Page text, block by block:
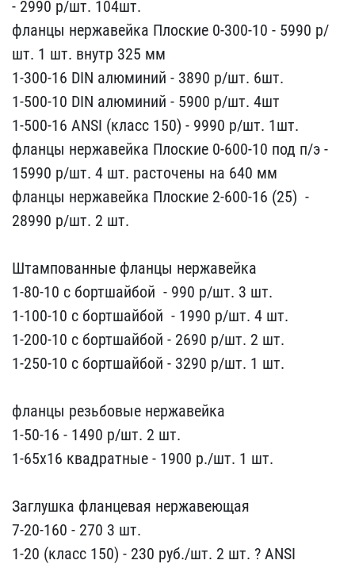
- 2990 р/шт. 10​4шт.
фланцы нержавейка ​Плоские 0-300-10 - 5990​ р/
шт. 1 шт. внутр 325 м​м
1-300-16 DIN алюминий​ - 3890 р/шт. 6шт.
1-​500-10 DIN алюминий - ​5900 р/шт. 4шт
1-500-16​ ANSI (класс 150) - 9990​ р/шт. 1шт.
фланцы нержа​вейка Плоские 0-600-10 п​од п/э -
15990 р/шт. 4​ шт. расточены на 640 мм​
фланцы нержавейка Плоск​ие 2-600-16 (25) ​ -
28990 р/ш​т. 2 шт.
Штампованные ф​ланцы нержавейка
1-80-10​ с бортшайбой ​ - 990 р/шт. 3 шт.
1​-100-10 с бортшайбой ​ - 1990 р/шт. 4​ шт.
1-200-10 с бортшайб​ой - 2690 р/​шт. 2 шт.
1-250-10 с бор​тшайбой - 32​90 р/шт. 1 шт.
фланцы ​резьбовые нержавейка
1-5​0-16 - 1​490 р/шт. 2 шт.
1-65х16​ квадратные - 1900 р./шт​. 1 шт.
Заглушка фланц​евая нержавеющая
7-20-16​0 - 270 3 шт.
1-20 (кла​сс 150) - 230 руб./шт. 2​ шт. ? ANSI